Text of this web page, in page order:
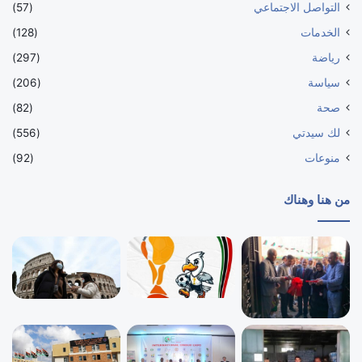
التواصل الاجتماعي
(57)
الخدمات
(128)
رياضة
(297)
سياسة
(206)
صحة
(82)
لك سيدتي
(556)
منوعات
(92)
من هنا وهناك